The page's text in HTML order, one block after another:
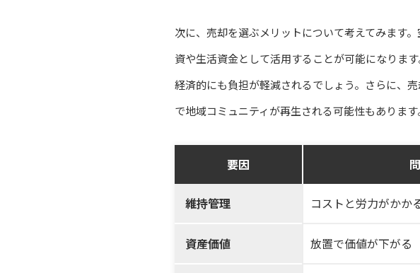
次に、売却を選ぶメリットについて考えてみます
資や生活資金として活用することが可能になりま
経済的にも負担が軽減されるでしょう。さらに、
で地域コミュニティが再生される可能性もあります
要因
維持管理 コストと労力がかか
資産価値 放置で価値が下がる